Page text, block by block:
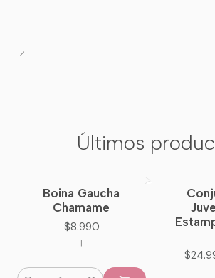
Últimos
NuevoBoina Gaucha
Chamame
$8.990
|